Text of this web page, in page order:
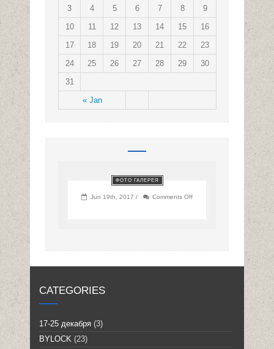
« Jan
3
4 5 6 7 8
9
10
11 12 13 14 15
16
17
18 19 20 21 22
23
24
25 26 27 28 29
30
31
ФОТО ГАЛЕРЕЯ
Jun 19th, 2017 / Comments Off
CATEGORIES
17-25 декабря (3)
BYLOCK (23)